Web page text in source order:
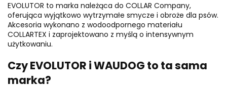
EVOLUTOR to marka należąca do COLLAR Company,
oferująca wyjątkowo wytrzymałe smycze i obroże dla psów.
Akcesoria wykonano z wodoodpornego materiału
COLLARTEX i zaprojektowano z myślą o intensywnym
użytkowaniu.
Czy EVOLUTOR i WAUDOG to ta sama
marka?